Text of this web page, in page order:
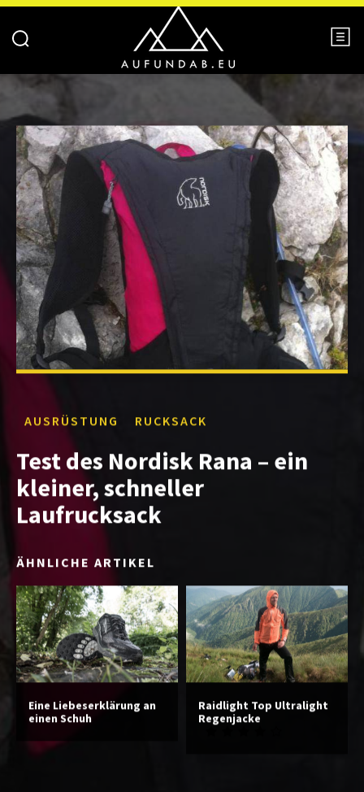
AUSRÜSTUNG RUCKSACK
Test des Nordisk Rana – ein
kleiner, schneller
Laufrucksack
ÄHNLICHE ARTIKEL
Eine Liebeserklärung an
einen Schuh
Raidlight Top Ultralight
Regenjacke